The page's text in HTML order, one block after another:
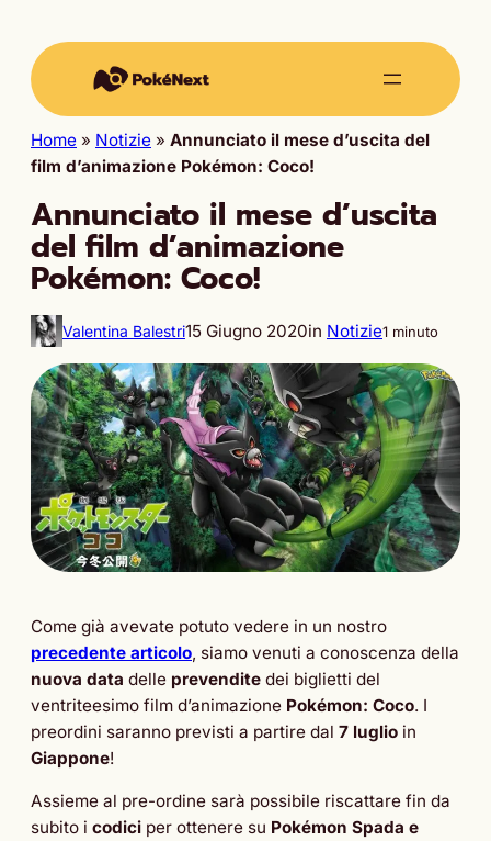
Home » Notizie » Annunciato il mese d’uscita del
film d’animazione Pokémon: Coco!
Annunciato il mese d’uscita
del film d’animazione
Pokémon: Coco!
Valentina Balestri15 Giugno 2020in Notizie1 minuto
Come già avevate potuto vedere in un nostro
precedente articolo, siamo venuti a conoscenza della
nuova data delle prevendite dei biglietti del
ventriteesimo film d’animazione Pokémon: Coco. I
preordini saranno previsti a partire dal 7 luglio in
Giappone!
Assieme al pre-ordine sarà possibile riscattare fin da
subito i codici per ottenere su Pokémon Spada e